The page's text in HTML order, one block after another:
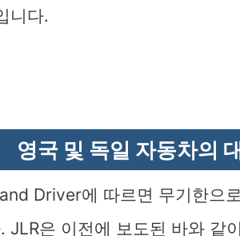
니다.
영국 및 독일 자동차의
Driver에 따르면 무기한으
JLR은 이전에 보도된 바와 같